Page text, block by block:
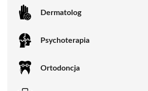
Dermatolog
Psychoterapia
Ortodoncja